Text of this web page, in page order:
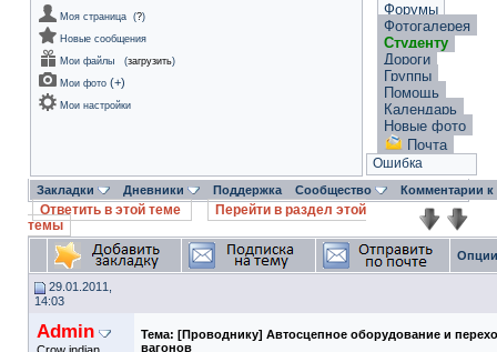
Моя страница (?)
Новые сообщения
Мои файлы
(загрузить)
Мои фото (+)
Мои настройки
Форумы
Фотогалерея
Студенту
Дороги
Группы
Помощь
Календарь
Новые фото
Почта
Ошибка
Закладки Дневники Поддержка Сообщество Комментарии
Ответить в этой теме
Перейти в раздел этой
темы
29.01.2011,
14:03
Admin Тема: [Проводнику] Автосцепное оборудование и
вагонов